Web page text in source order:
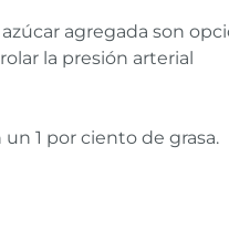
agregada son
la presión arterial
1 por ciento de grasa.